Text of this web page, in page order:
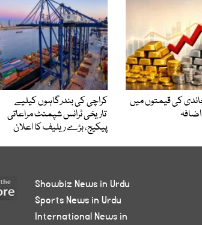
کی قیمتوں میں
کراچی کی بندرگاہوں کیلیے
تاریخی ٹرانس شپمنٹ مراعاتی
پیکیج، بڑے ریلیف کا اعلان
Showbiz News in Urdu
Sports News in Urdu
International News in